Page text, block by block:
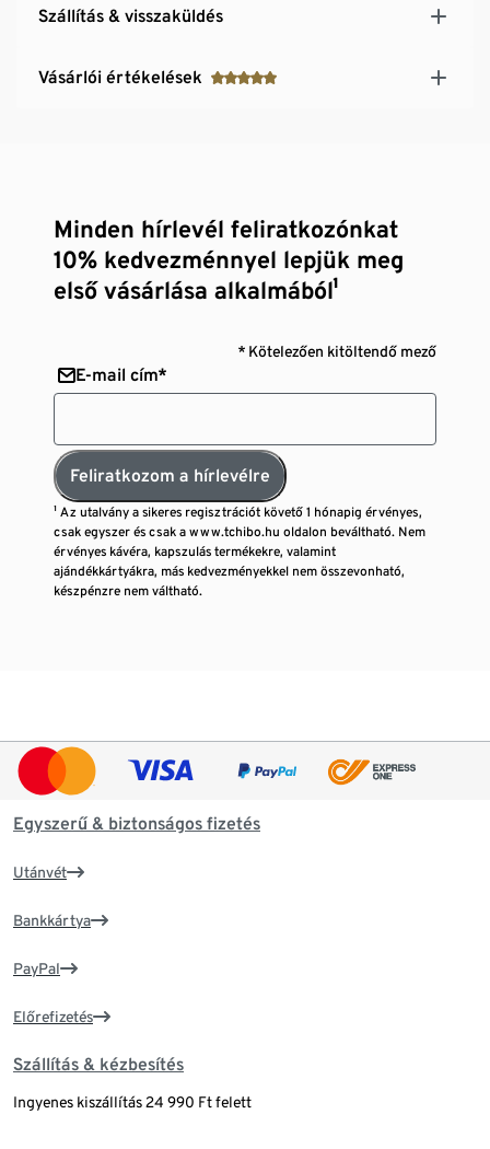
Szállítás & visszaküldés
Vásárlói értékelések
Minden hírlevél feliratkozónkat
10% kedvezménnyel lepjük meg
első vásárlása alkalmából¹
* Kötelezően kitöltendő mező
E-mail cím*
Feliratkozom a hírlevélre
¹ Az utalvány a sikeres regisztrációt követő 1 hónapig érvényes,
csak egyszer és csak a www.tchibo.hu oldalon beváltható. Nem
érvényes kávéra, kapszulás termékekre, valamint
ajándékkártyákra, más kedvezményekkel nem összevonható,
készpénzre nem váltható.
Egyszerű & biztonságos fizetés
Utánvét
Bankkártya
PayPal
Előrefizetés
Szállítás & kézbesítés
Ingyenes kiszállítás 24 990 Ft felett